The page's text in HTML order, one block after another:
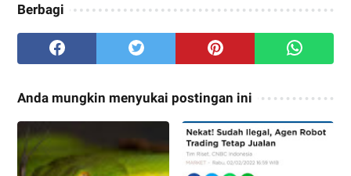
Berbagi
Anda mungkin menyukai postingan ini